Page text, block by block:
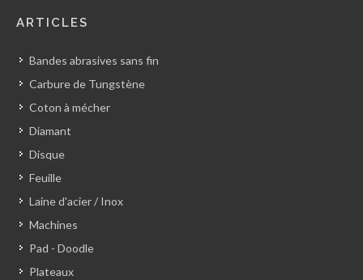
ARTICLES
Bandes abrasives sans fin
Carbure de Tungstène
Coton à mécher
Diamant
Disque
Feuille
Laine d'acier / Inox
Machines
Pad - Doodle
Plateaux